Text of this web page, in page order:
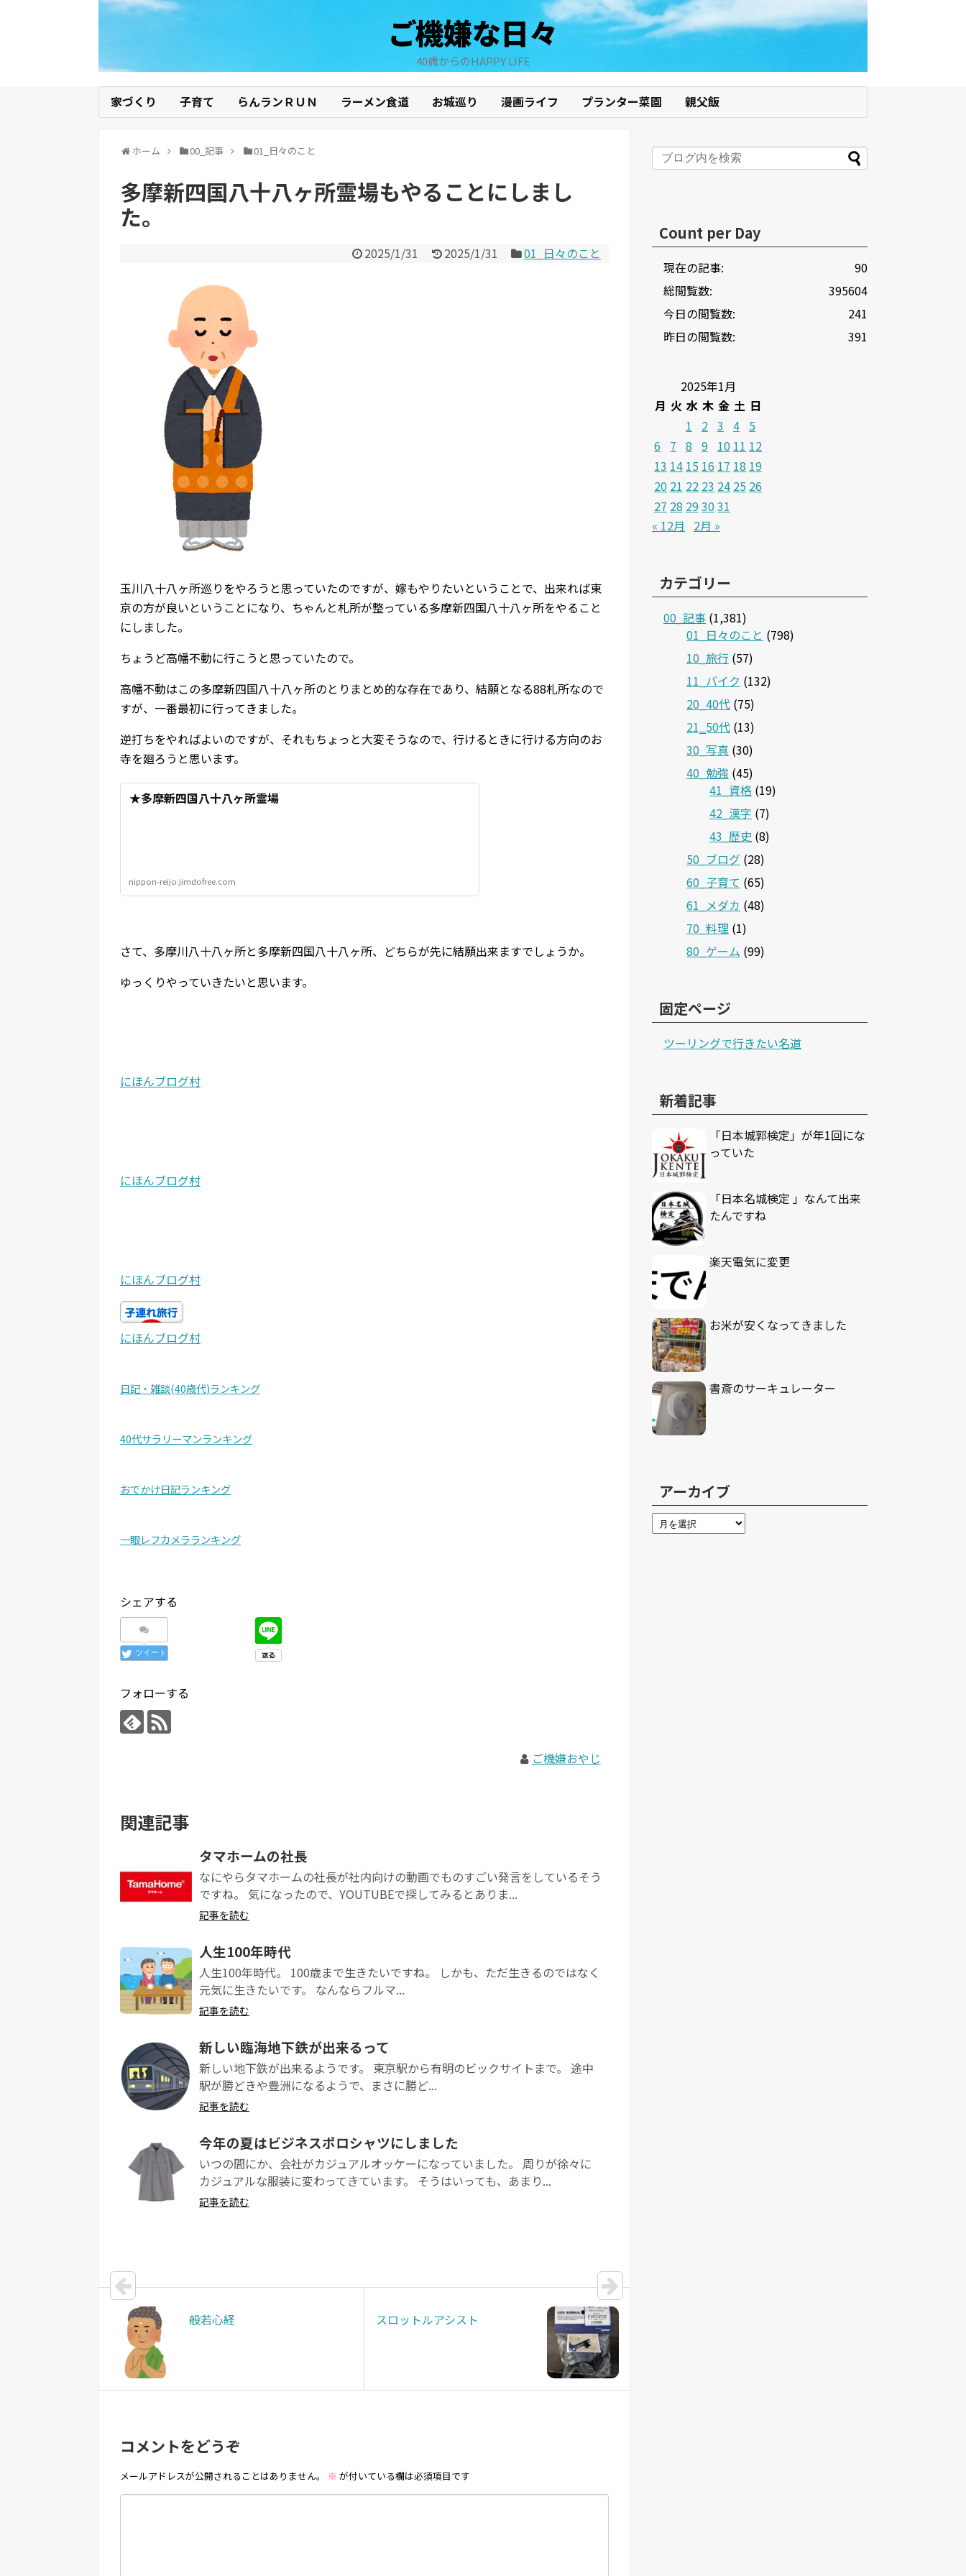
ご機嫌な日々
40歳からのHAPPY LIFE
家づくり 子育て らんランＲＵＮ ラーメン食道 お城巡り 漫画ライフ プランター菜園 親父飯
ホーム 00_記事 01_日々のこと
多摩新四国八十八ヶ所霊場もやることにしまし
た。
2025/1/31 2025/1/31 01_日々のこと
玉川八十八ヶ所巡りをやろうと思っていたのですが、嫁もやりたいということで、出来れば東
京の方が良いということになり、ちゃんと札所が整っている多摩新四国八十八ヶ所をやること
にしました。
ちょうど高幡不動に行こうと思っていたので。
高幡不動はこの多摩新四国八十八ヶ所のとりまとめ的な存在であり、結願となる88札所なので
すが、一番最初に行ってきました。
逆打ちをやればよいのですが、それもちょっと大変そうなので、行けるときに行ける方向のお
寺を廻ろうと思います。
★多摩新四国八十八ヶ所霊場
nippon-reijo.jimdofree.com
さて、多摩川八十八ヶ所と多摩新四国八十八ヶ所、どちらが先に結願出来ますでしょうか。
ゆっくりやっていきたいと思います。
にほんブログ村
にほんブログ村
にほんブログ村
にほんブログ村
日記・雑談(40歳代)ランキング
シェアする
フォローする
タマホームの社長
なにやらタマホームの社長が社内向けの動画でものすごい発言をしているそう
ですね。 気になったので、YOUTUBEで探してみるとありま...
記事を読む
人生100年時代
人生100年時代。 100歳まで生きたいですね。 しかも、ただ生きるのではなく
元気に生きたいです。 なんならフルマ...
記事を読む
新しい臨海地下鉄が出来るって
新しい地下鉄が出来るようです。 東京駅から有明のビックサイトまで。 途中
駅が勝どきや豊洲になるようで、まさに勝ど...
記事を読む
今年の夏はビジネスポロシャツにしました
いつの間にか、会社がカジュアルオッケーになっていました。 周りが徐々に
カジュアルな服装に変わってきています。 そうはいっても、あまり...
コメントをどうぞ
Count per Day
90
現在の記事:
395604
総閲覧数:
241
今日の閲覧数:
391
昨日の閲覧数:
2025年1月
月 火 水 木 金 土 日
1
2 3 4 5
6
7 8 9 10 11 12
13 14 15 16 17 18 19
20 21 22 23 24 25 26
27 28 293031
« 12月
2月 »
カテゴリー
00_記事 (1,381)
01_日々のこと (798)
10_旅行 (57)
11_バイク (132)
20_40代 (75)
21‗50代 (13)
30_写真 (30)
40_勉強 (45)
41_資格 (19)
42_漢字 (7)
43_歴史 (8)
50_ブログ (28)
60_子育て (65)
61_メダカ (48)
70_料理 (1)
80_ゲーム (99)
固定ページ
ツーリングで行きたい名道
新着記事
「日本城郭検定」が年1回にな
っていた
「日本名城検定 」なんて出来
たんですね
楽天電気に変更
お米が安くなってきました
書斎のサーキュレーター
アーカイブ